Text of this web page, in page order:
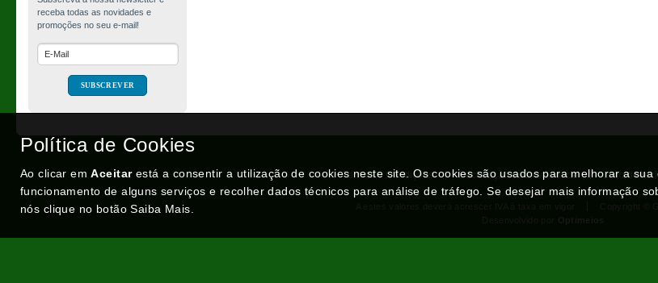
Tinta Spray MTN
€ 4,06
Termos e Condições Declaração de Privacidade Livro de
Política de Cookies
Ao clicar emAceitarestá a consentir a utilização de cookies neste site. Os cookies são usados para melhorar a
funcionamento de alguns serviços e recolher dados técnicos para análise de tráfego. Se desejar mais informação
nós clique no botão Saiba Mais.